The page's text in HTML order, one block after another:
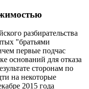
разбирательства
"братьями
первые подчас
оснований для отказа
сторонам по
на некоторые
2015 года